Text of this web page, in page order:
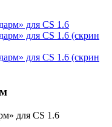
для CS 1.6